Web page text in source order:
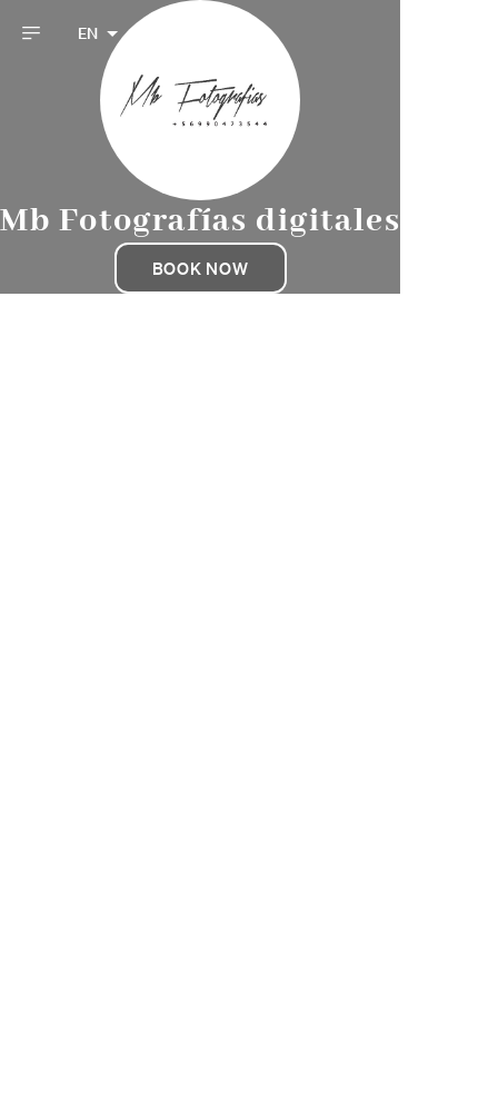
EN
Mb Fotografías digitales
BOOK NOW